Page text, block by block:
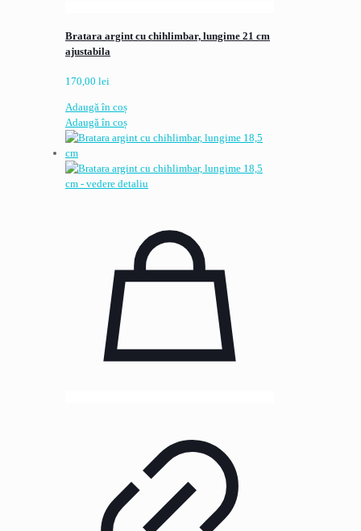
Bratara argint cu chihlimbar, lungime 21 cm
ajustabila
170,00 lei
Adaugă în coș
Adaugă în coș